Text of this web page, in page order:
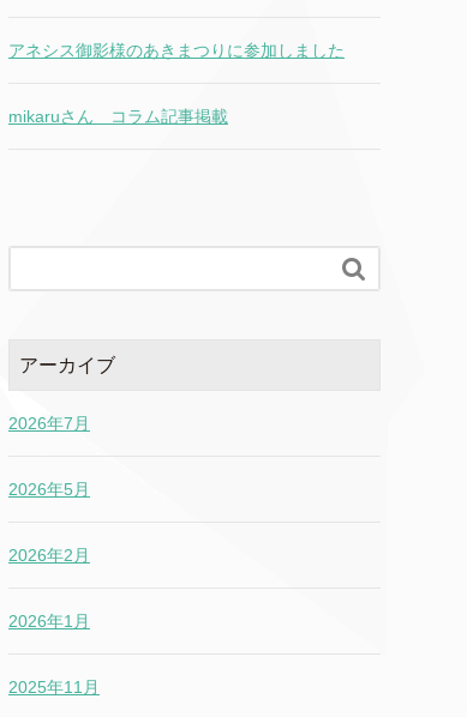
アネシス御影様のあきまつりに参加しました
mikaruさん コラム記事掲載

アーカイブ
2026年7月
2026年5月
2026年2月
2026年1月
2025年11月